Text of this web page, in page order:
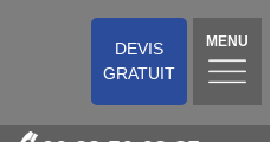
DEVIS
GRATUIT
MENU